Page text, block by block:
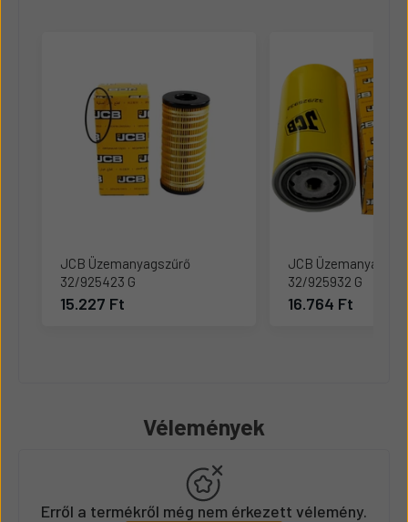
JCB Üzemanyagszűrő
32/925423 G
15.227 Ft
JCB
32/925932 G
16.764 Ft
Vélemények
Erről a termékről még nem érkezett vélemény.